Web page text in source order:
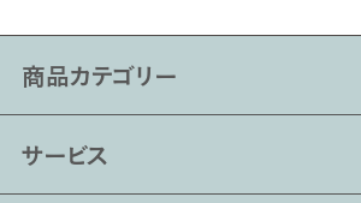
商品カテゴリー
サービス